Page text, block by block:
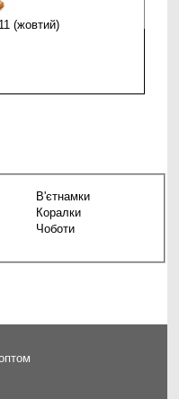
(жовтий)
В'єтнамки
Коралки
Чоботи